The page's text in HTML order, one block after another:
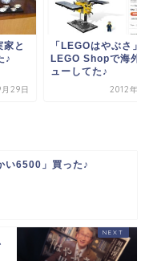
と
♪
29日
「LEGOはやぶさ」
LEGO Shopで海外
ューしてた♪
2012年11
い6500」買った♪